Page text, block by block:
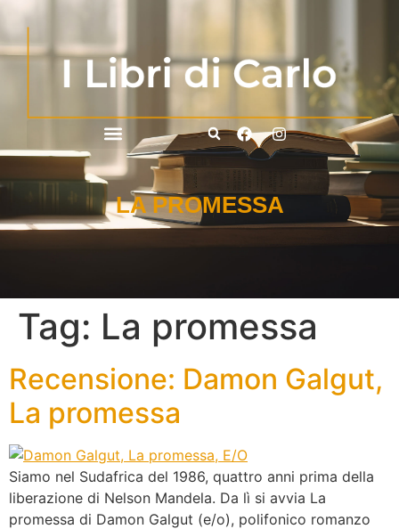
LA PROMESSA
Tag: La promessa
Recensione: Damon Galgut,
La promessa
Siamo nel Sudafrica del 1986, quattro anni prima della
liberazione di Nelson Mandela. Da lì si avvia La
promessa di Damon Galgut (e/o), polifonico romanzo